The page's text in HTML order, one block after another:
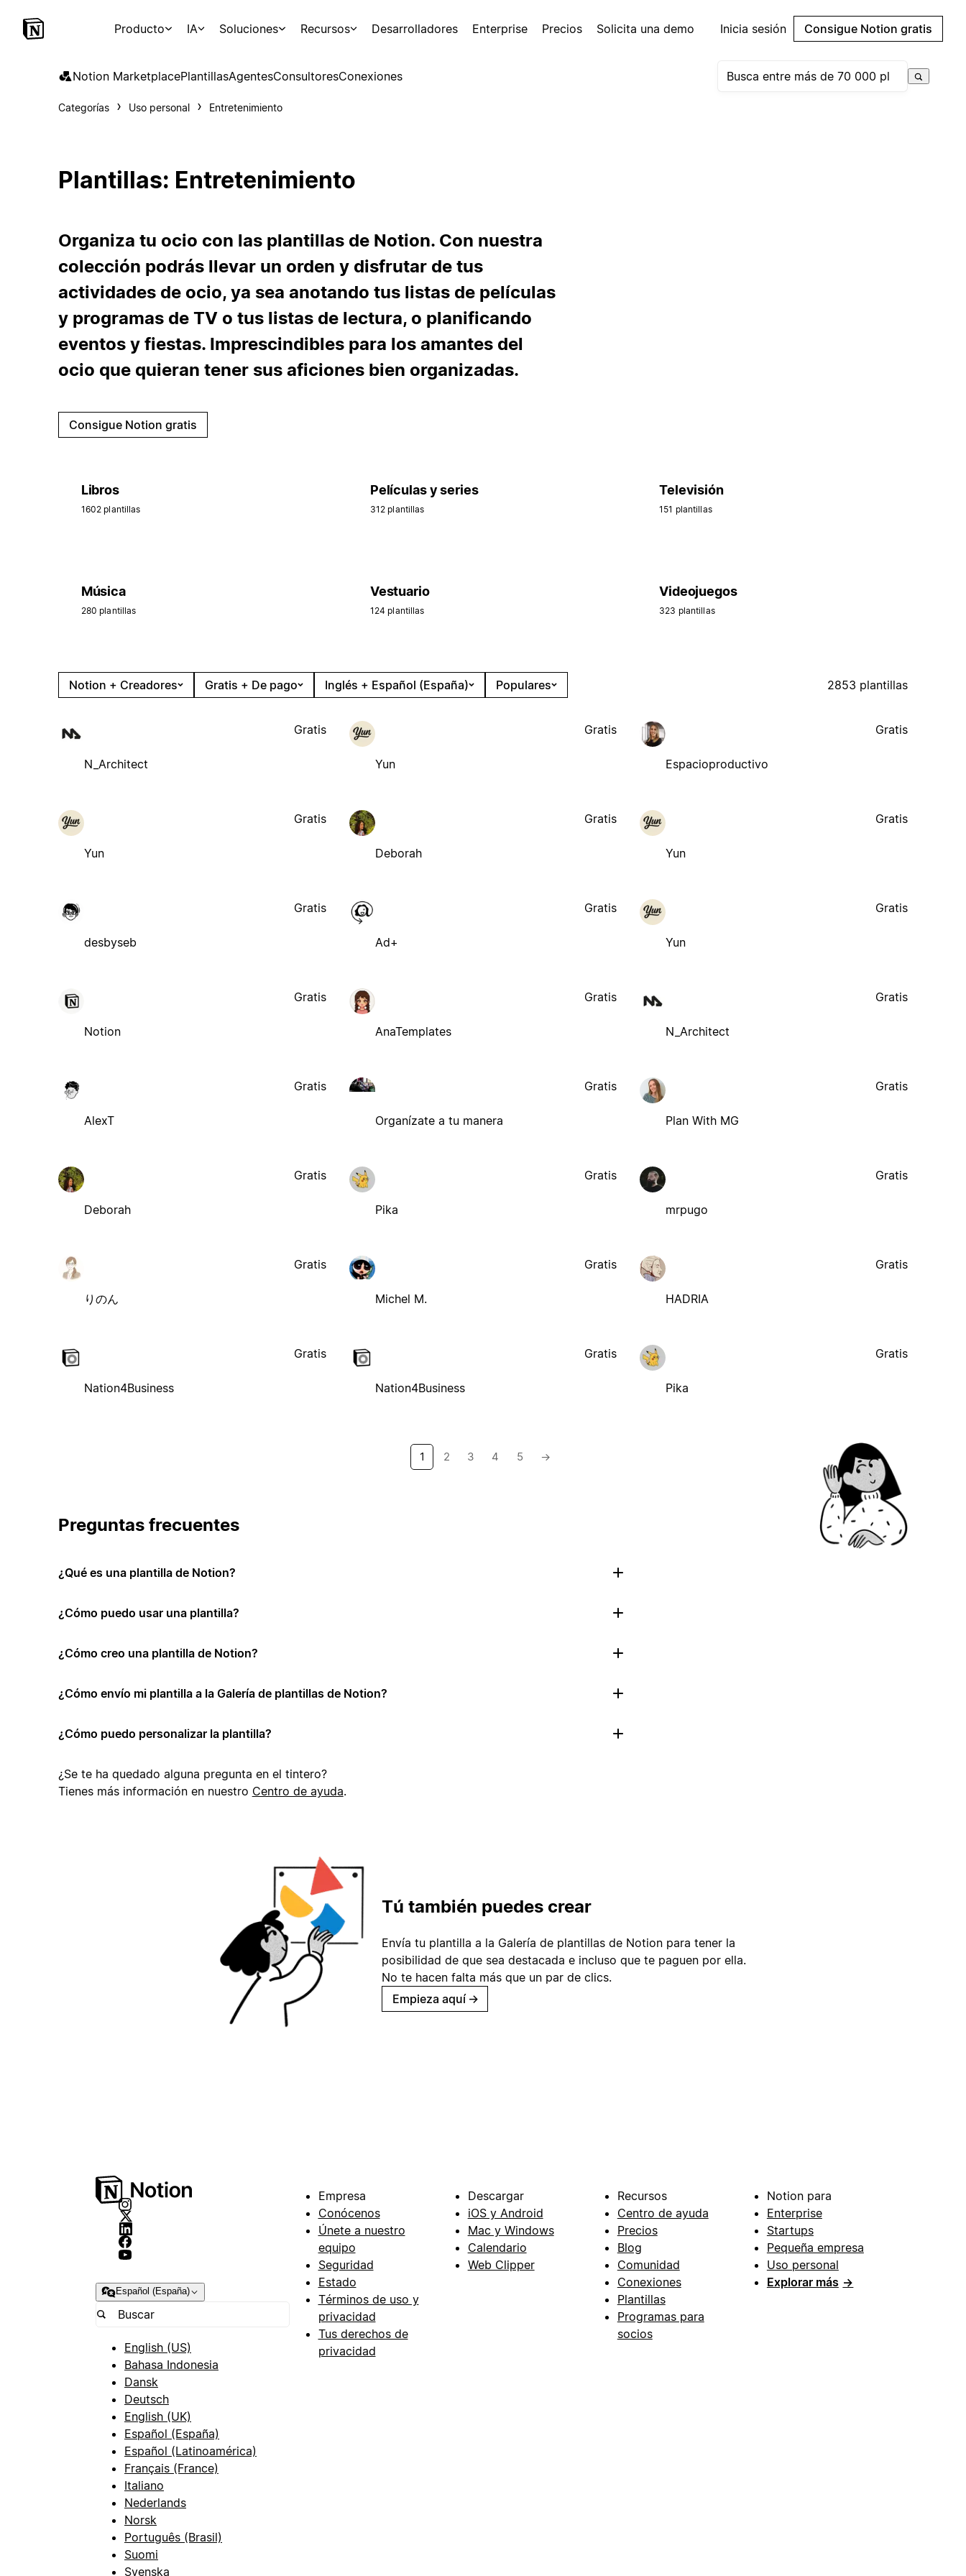
Producto IA Soluciones Recursos Desarrolladores Enterprise Precios Solicita una demo Inicia sesión Consigue Notion gratis
Notion MarketplacePlantillasAgentesConsultoresConexiones
Categorías Uso personal Entretenimiento
Plantillas: Entretenimiento
Organiza tu ocio con las plantillas de Notion. Con nuestra
colección podrás llevar un orden y disfrutar de tus
actividades de ocio, ya sea anotando tus listas de películas
y programas de TV o tus listas de lectura, o planificando
eventos y fiestas. Imprescindibles para los amantes del
ocio que quieran tener sus aficiones bien organizadas.
Consigue Notion gratis
Libros
1602 plantillas
Películas y series
312 plantillas
Televisión
151 plantillas
Música
280 plantillas
Vestuario
124 plantillas
Videojuegos
323 plantillas
Notion + Creadores Gratis + De pago Inglés + Español (España) Populares 2853 plantillas
N_Architect
Gratis
Yun
Gratis
Espacioproductivo
Gratis
Yun
Gratis
Deborah
Gratis
Yun
Gratis
desbyseb
Gratis
Ad+
Gratis
Yun
Gratis
Notion
Gratis
AnaTemplates
Gratis
N_Architect
Gratis
AlexT
Gratis
Organízate a tu manera
Gratis
Plan With MG
Gratis
Deborah
Gratis
Pika
Gratis
mrpugo
Gratis
りのん
Gratis
Michel M.
Gratis
HADRIA
Gratis
Nation4Business
Gratis
Nation4Business
Gratis
Pika
Gratis
1 2 3 4 5 →
Preguntas frecuentes
¿Qué es una plantilla de Notion?
¿Cómo puedo usar una plantilla?
¿Cómo creo una plantilla de Notion?
¿Cómo envío mi plantilla a la Galería de plantillas de Notion?
¿Cómo puedo personalizar la plantilla?
¿Se te ha quedado alguna pregunta en el tintero?
Tienes más información en nuestro Centro de ayuda.
Tú también puedes crear
Envía tu plantilla a la Galería de plantillas de Notion para tener la
posibilidad de que sea destacada e incluso que te paguen por ella.
No te hacen falta más que un par de clics.
Empieza aquí →
Español (España)
English (US)
Bahasa Indonesia
Dansk
Deutsch
English (UK)
Español (España)
Español (Latinoamérica)
Français (France)
Italiano
Nederlands
Norsk
Português (Brasil)
Suomi
Svenska
Empresa
Conócenos
Únete a nuestro
equipo
Seguridad
Estado
Términos de uso y
privacidad
Tus derechos de
privacidad
Descargar
iOS y Android
Mac y Windows
Calendario
Web Clipper
Recursos
Centro de ayuda
Precios
Blog
Comunidad
Conexiones
Plantillas
Programas para
socios
Notion para
Enterprise
Startups
Pequeña empresa
Uso personal
Explorar más →